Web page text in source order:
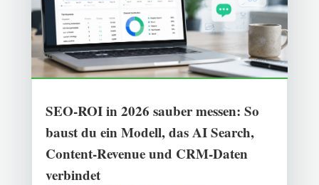
SEO-ROI in 2026 sauber messen: So
baust du ein Modell, das AI Search,
Content-Revenue und CRM-Daten
verbindet